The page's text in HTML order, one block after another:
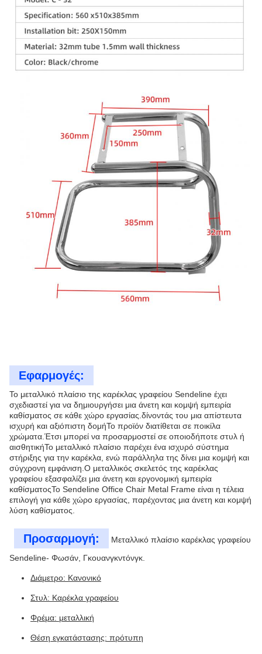
Εφαρμογές:
Το μεταλλικό πλαίσιο της καρέκλας γραφείου Sendeline έχει
σχεδιαστεί για να δημιουργήσει μια άνετη και κομψή εμπειρία
καθίσματος σε κάθε χώρο εργασίας.δίνοντάς του μια απίστευτα
ισχυρή και αξιόπιστη δομήΤο προϊόν διατίθεται σε ποικίλα
χρώματα.Έτσι μπορεί να προσαρμοστεί σε οποιοδήποτε στυλ ή
αισθητικήΤο μεταλλικό πλαίσιο παρέχει ένα ισχυρό σύστημα
στήριξης για την καρέκλα, ενώ παράλληλα της δίνει μια κομψή και
σύγχρονη εμφάνιση.Ο μεταλλικός σκελετός της καρέκλας
γραφείου εξασφαλίζει μια άνετη και εργονομική εμπειρία
καθίσματοςΤο Sendeline Office Chair Metal Frame είναι η τέλεια
επιλογή για κάθε χώρο εργασίας, παρέχοντας μια άνετη και κομψή
λύση καθίσματος.
Προσαρμογή:
Μεταλλικό πλαίσιο καρέκλας γραφείου
Sendeline- Φωσάν, Γκουανγκντόνγκ.
Διάμετρο: Κανονικό
Στυλ: Καρέκλα γραφείου
Φρέμα: μεταλλική
Θέση εγκατάστασης: πρότυπη